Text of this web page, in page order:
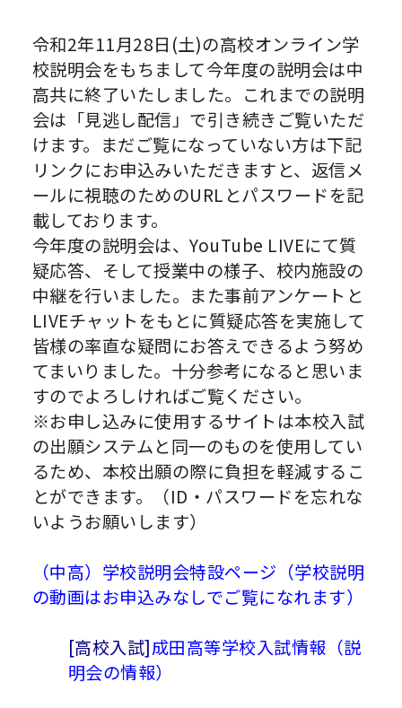
令和2年11月28日(土)の高校オンライン学
校説明会をもちまして今年度の説明会は中
高共に終了いたしました。これまでの説明
会は「見逃し配信」で引き続きご覧いただ
けます。まだご覧になっていない方は下記
リンクにお申込みいただきますと、返信メ
ールに視聴のためのURLとパスワードを記
載しております。
今年度の説明会は、YouTube LIVEにて質
疑応答、そして授業中の様子、校内施設の
中継を行いました。また事前アンケートと
LIVEチャットをもとに質疑応答を実施して
皆様の率直な疑問にお答えできるよう努め
てまいりました。十分参考になると思いま
すのでよろしければご覧ください。
※お申し込みに使用するサイトは本校入試
の出願システムと同一のものを使用してい
るため、本校出願の際に負担を軽減するこ
とができます。（ID・パスワードを忘れな
いようお願いします）
（中高） 学校説明会特設ページ（学校説明
の動画はお申込みなしでご覧になれます）
[高校入試]成田高等学校入試情報（説
明会の情報）